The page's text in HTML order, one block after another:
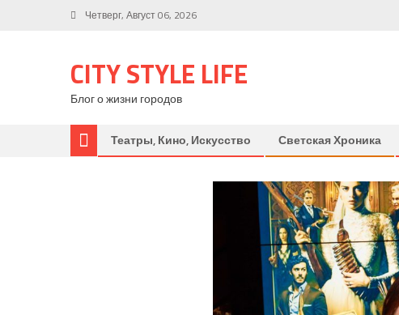
Четверг, Август 06, 2026
CITY STYLE LIFE
Блог о жизни городов
Театры, Кино, Искусство Светская Хроника